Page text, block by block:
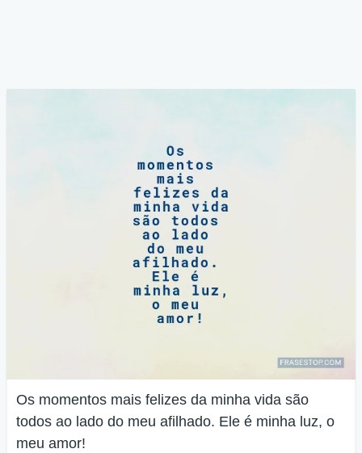
Os momentos mais felizes da minha vida são
todos ao lado do meu afilhado. Ele é minha luz, o
meu amor!